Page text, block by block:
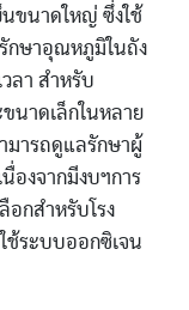
นขนาดใหญ่ ซึ่งใช้
กษาอุณหภูมิในถัง
ลา สำหรับ
นาดเล็กในหลาย
มารถดูแลรักษาผู้
องจากมีงบฯการ
อกสำหรับโรง
ช้ระบบออกซิเจน